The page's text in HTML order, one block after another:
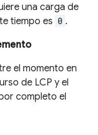
una carga de
tiempo es 0 .
el momento en
de LCP y el
completo el